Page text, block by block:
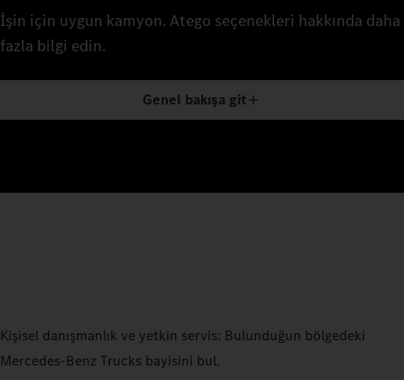
İşin için uygun kamyon. Atego seçenekleri hakkında daha
fazla bilgi edin.
Genel bakışa git
Kişisel danışmanlık ve yetkin servis: Bulunduğun bölgedeki
Mercedes‑Benz Trucks bayisini bul.